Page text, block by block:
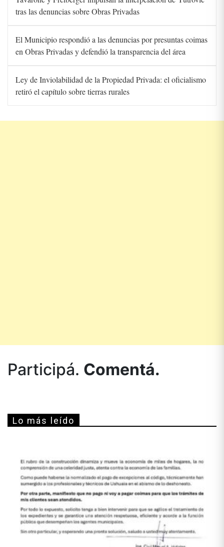
tras las denuncias sobre Obras Privadas
El Municipio respondió a las denuncias por presuntas coimas
en Obras Privadas y defendió la transparencia del área
Ley de Inviolabilidad de la Propiedad Privada: el oficialismo
retiró el capítulo sobre tierras rurales
Participá. Comentá.
Lo más leído